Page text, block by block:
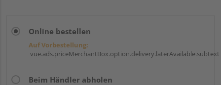
Online bestellen
Auf Vorbestellung:
vue.ads.priceMerchantBox.option.delivery.laterAvailable.subtext
Beim Händler abholen